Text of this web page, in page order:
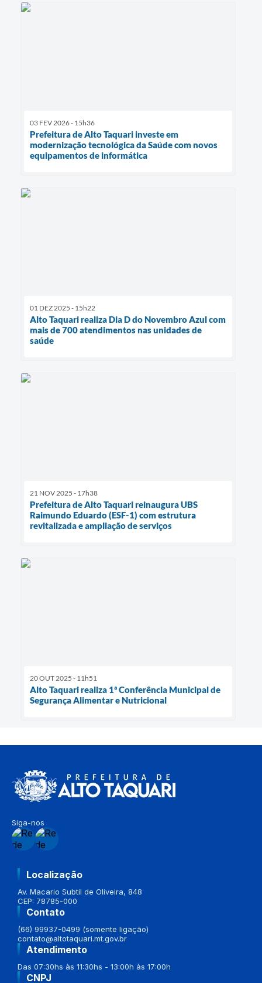
03 FEV 2026 - 15h36
Prefeitura de Alto Taquari investe em
modernização tecnológica da Saúde com novos
equipamentos de informática
01 DEZ 2025 - 15h22
Alto Taquari realiza Dia D do Novembro Azul com
mais de 700 atendimentos nas unidades de
saúde
21 NOV 2025 - 17h38
Prefeitura de Alto Taquari reinaugura UBS
Raimundo Eduardo (ESF-1) com estrutura
revitalizada e ampliação de serviços
20 OUT 2025 - 11h51
Alto Taquari realiza 1ª Conferência Municipal de
Segurança Alimentar e Nutricional
Siga-nos
Localização
Av. Macario Subtil de Oliveira, 848
CEP: 78785-000
Contato
(66) 99937-0499 (somente ligação)
contato@altotaquari.mt.gov.br
Atendimento
Das 07:30hs às 11:30hs - 13:00h às 17:00h
CNPJ